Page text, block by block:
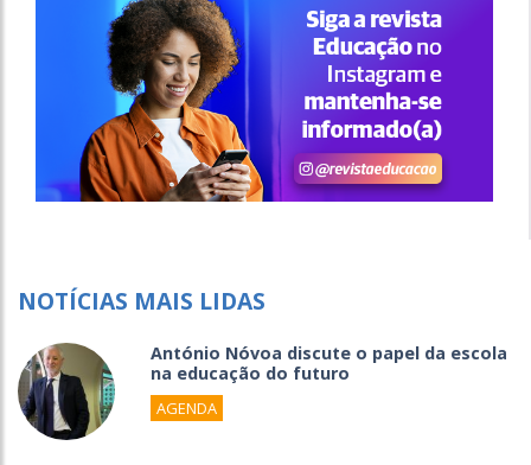
NOTÍCIAS MAIS LIDAS
António Nóvoa discute o papel da escola
na educação do futuro
AGENDA